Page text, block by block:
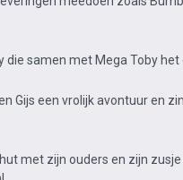
samen met Mega Toby
Gijs een vrolijk avontuur en
met zijn ouders en zijn